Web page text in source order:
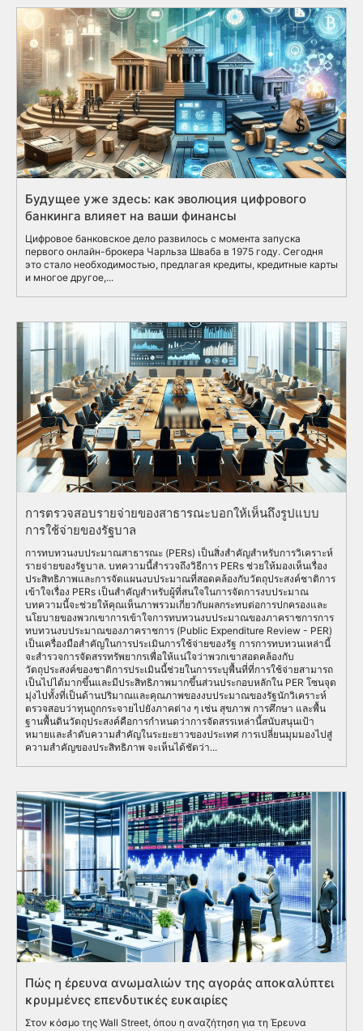
Будущее уже здесь: как эволюция цифрового
банкинга влияет на ваши финансы
Цифровое банковское дело развилось с момента запуска
первого онлайн-брокера Чарльза Шваба в 1975 году. Сегодня
это стало необходимостью, предлагая кредиты, кредитные карты
и многое другое,...
การตรวจสอบรายจ่ายของสาธารณะบอกให้เห็นถึงรูปแบบ
การใช้จ่ายของรัฐบาล
การทบทวนงบประมาณสาธารณะ (PERs) เป็นสิ่งสำคัญสำหรับการวิเคราะห์
รายจ่ายของรัฐบาล. บทความนี้สำรวจถึงวิธีการ PERs ช่วยให้มองเห็นเรื่อง
ประสิทธิภาพและการจัดแผนงบประมาณที่สอดคล้องกับวัตถุประสงค์ชาติการ
เข้าใจเรื่อง PERs เป็นสำคัญสำหรับผู้ที่สนใจในการจัดการงบประมาณ
บทความนี้จะช่วยให้คุณเห็นภาพรวมเกี่ยวกับผลกระทบต่อการปกครองและ
นโยบายของพวกเขาการเข้าใจการทบทวนงบประมาณของภาคราชการการ
ทบทวนงบประมาณของภาคราชการ (Public Expenditure Review - PER)
เป็นเครื่องมือสำคัญในการประเมินการใช้จ่ายของรัฐ การการทบทวนเหล่านี้
จะสำรวจการจัดสรรทรัพยากรเพื่อให้แน่ใจว่าพวกเขาสอดคล้องกับ
วัตถุประสงค์ของชาติการประเมินนี้ช่วยในการระบุพื้นที่ที่การใช้จ่ายสามารถ
เป็นไปได้มากขึ้นและมีประสิทธิภาพมากขึ้นส่วนประกอบหลักใน PER โซนจุด
มุ่งไปทั้งที่เป็นด้านปริมาณและคุณภาพของงบประมาณของรัฐนักวิเคราะห์
ตรวจสอบว่าทุนถูกกระจายไปยังภาคต่าง ๆ เช่น สุขภาพ การศึกษา และพื้น
ฐานพื้นดินวัตถุประสงค์คือการกำหนดว่าการจัดสรรเหล่านี้สนับสนุนเป้า
หมายและลำดับความสำคัญในระยะยาวของประเทศ การเปลี่ยนมุมมองไปสู่
ความสำคัญของประสิทธิภาพ จะเห็นได้ชัดว่า...
Πώς η έρευνα ανωμαλιών της αγοράς αποκαλύπτει
κρυμμένες επενδυτικές ευκαιρίες
Στον κόσμο της Wall Street, όπου η αναζήτηση για τη Έρευνα